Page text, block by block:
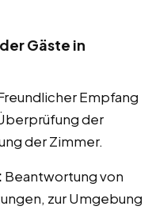
Gäste in
Empfang
der
der Zimmer.
Beantwortung von
zur Umgebung